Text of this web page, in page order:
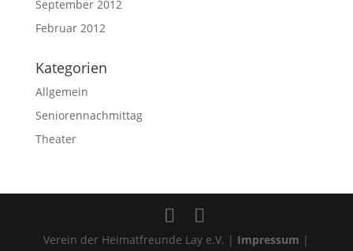
September 2012
Februar 2012
Kategorien
Allgemein
Seniorennachmittag
Theater
Verein der Heimatfreunde Lay e.V. | Impressum |